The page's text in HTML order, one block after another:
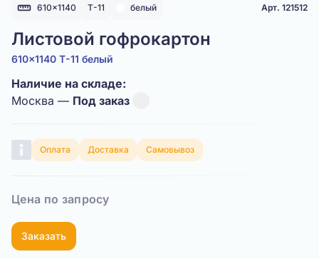
610x1140 Т-11 белый Арт. 121512
Листовой гофрокартон
610x1140 Т-11 белый
Наличие на складе:
Москва — Под заказ
Оплата Доставка Самовывоз
Цена по запросу
Заказать